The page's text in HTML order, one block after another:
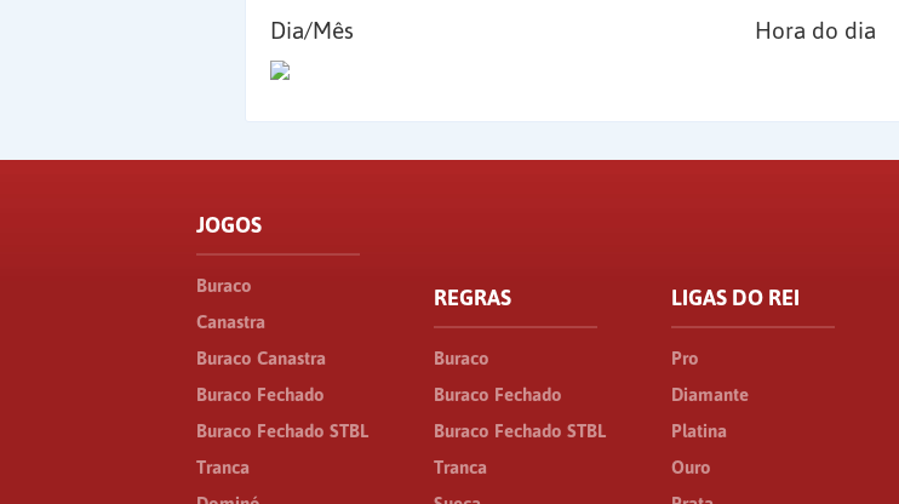
Dia/Mês Hora do dia
JOGOS
Buraco
Canastra
Buraco Canastra
Buraco Fechado
Buraco Fechado STBL
Tranca
REGRAS
Buraco
Buraco Fechado
Buraco Fechado STBL
Tranca
LIGAS DO REI
Pro
Diamante
Platina
Ouro